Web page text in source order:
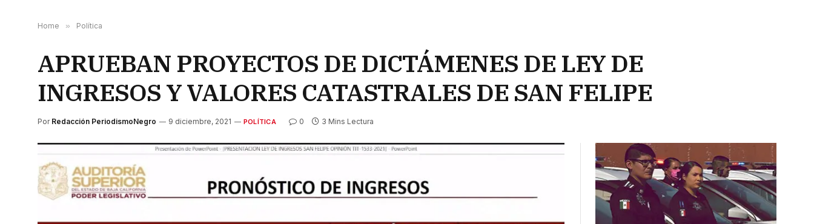
Home » Política
APRUEBAN PROYECTOS DE DICTÁMENES DE LEY DE
INGRESOS Y VALORES CATASTRALES DE SAN FELIPE
Por Redacción PeriodismoNegro 9 diciembre, 2021 POLÍTICA 0 3 Mins Lectura